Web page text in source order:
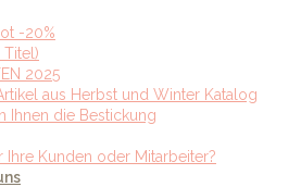
-20%
Titel)
2025
aus Herbst und Winter Katalog
Ihnen die Bestickung
Ihre Kunden oder Mitarbeiter?